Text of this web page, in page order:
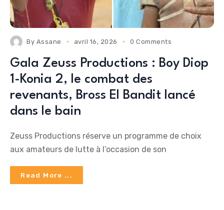
By Assane avril 16, 2026 0 Comments
Gala Zeuss Productions : Boy Diop
1-Konia 2, le combat des
revenants, Bross El Bandit lancé
dans le bain
Zeuss Productions réserve un programme de choix
aux amateurs de lutte à l’occasion de son
Read More ...